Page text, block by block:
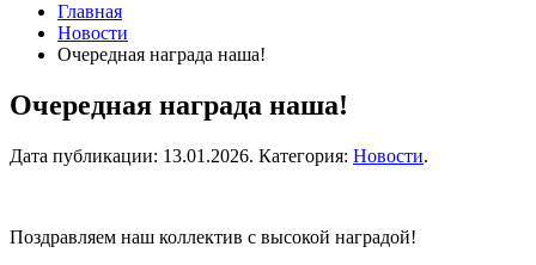
Главная
Новости
Очередная награда наша!
Очередная награда наша!
Дата публикации: 13.01.2026. Категория: Новости.
Поздравляем наш коллектив с высокой наградой!